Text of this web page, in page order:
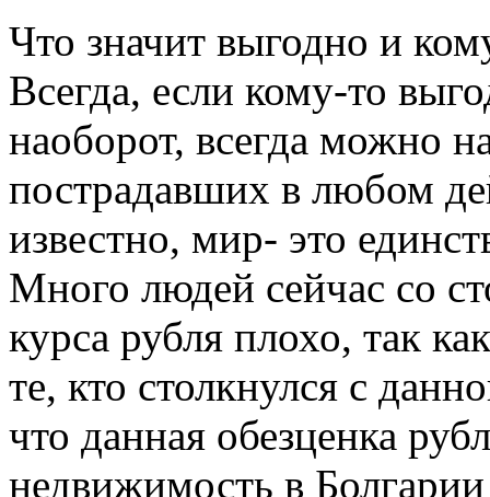
Что значит выгодно и
Всегда, если кому-то
наоборот, всегда можно
пострадавших в любом
известно, мир- это
Много людей сейчас со
курса рубля плохо, так
те, кто столкнулся с
что данная обезценка
недвижимость в